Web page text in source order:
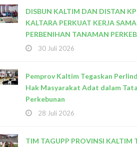
DISBUN KALTIM DAN DISTAN KP
KALTARA PERKUAT KERJA SAMA
PERBENIHAN TANAMAN
30 Juli 2026
Pemprov Kaltim Tegaskan
Hak Masyarakat Adat dalam
Perkebunan
28 Juli 2026
TIM TAGUPP PROVINSI KALTIM